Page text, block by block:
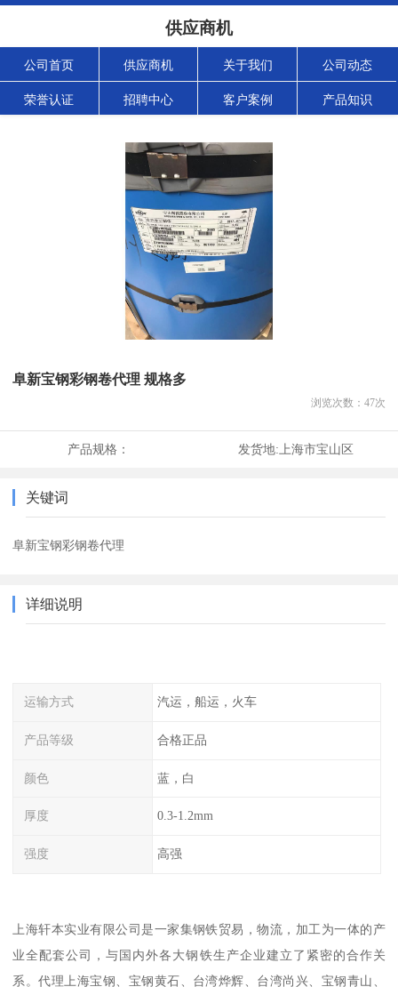
供应商机
公司首页 供应商机 关于我们 公司动态
荣誉认证 招聘中心 客户案例 产品知识
阜新宝钢彩钢卷代理 规格多
浏览次数： 47次
产品规格： 发货地: 上海市宝山区
关键词
阜新宝钢彩钢卷代理
详细说明
运输方式 汽运，船运，火车
产品等级 合格正品
颜色 蓝，白
厚度 0.3-1.2mm
强度 高强
上海轩本实业有限公司是一家集钢铁贸易，物流，加工为一体的产
业全配套公司，与国内外各大钢铁生产企业建立了紧密的合作关
系。代理上海宝钢、宝钢黄石、台湾烨辉、台湾尚兴、宝钢青山、